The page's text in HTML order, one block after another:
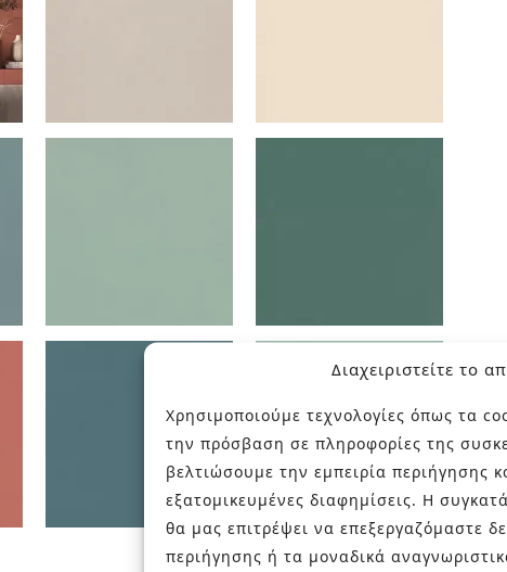
Διαχειριστείτε το
Χρησιμοποιούμε τεχνολογίες όπως τα
την πρόσβαση σε πληροφορίες της
βελτιώσουμε την εμπειρία περιήγησης
εξατομικευμένες διαφημίσεις. Η
θα μας επιτρέψει να επεξεργαζόμαστε
περιήγησης ή τα μοναδικά